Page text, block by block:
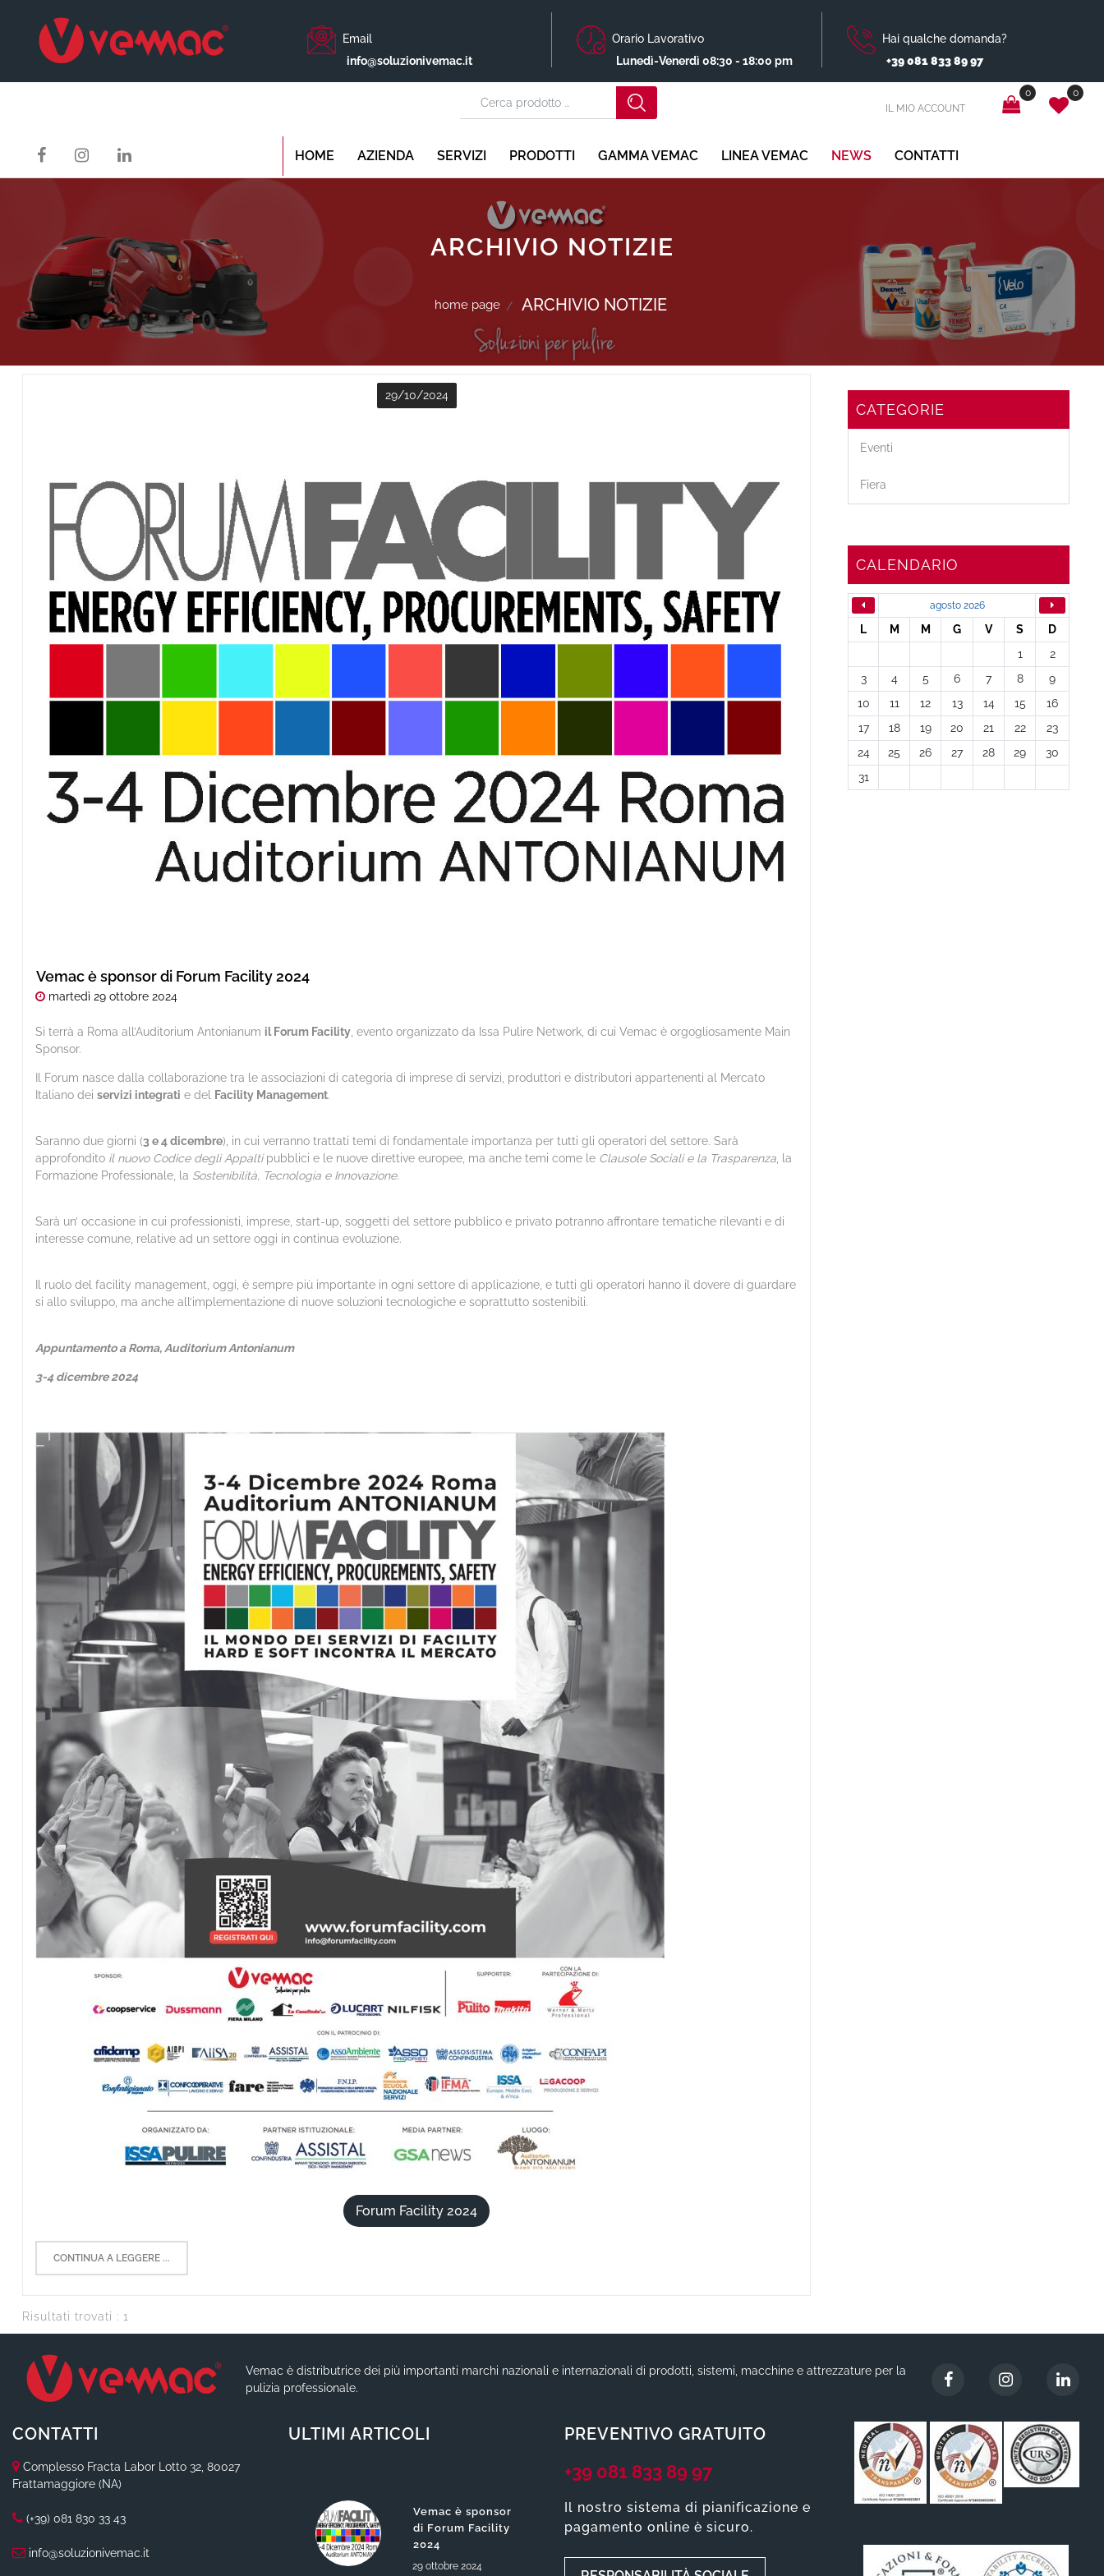
Email
info@soluzionivemac.it
Orario Lavorativo
Lunedì-Venerdì 08:30 - 18:00 pm
Hai qualche domanda?
+39 081 833 89 97
IL MIO ACCOUNT
0 0
HOME AZIENDA SERVIZI PRODOTTI GAMMA VEMAC LINEA VEMAC NEWS CONTATTI
ARCHIVIO NOTIZIE
home page ARCHIVIO NOTIZIE
29/10/2024
Vemac è sponsor di Forum Facility 2024
martedì 29 ottobre 2024
Si terrà a Roma all’Auditorium Antonianum il Forum Facility, evento organizzato da Issa Pulire Network, di cui Vemac è orgogliosamente Main
Sponsor.
Il Forum nasce dalla collaborazione tra le associazioni di categoria di imprese di servizi, produttori e distributori appartenenti al Mercato
Italiano dei servizi integrati e del Facility Management.
Saranno due giorni (3 e 4 dicembre), in cui verranno trattati temi di fondamentale importanza per tutti gli operatori del settore. Sarà
approfondito il nuovo Codice degli Appaltipubblici e le nuove direttive europee, ma anche temi come le Clausole Sociali e la Trasparenza, la
Formazione Professionale, la Sostenibilità, Tecnologia e Innovazione.
Sarà un’ occasione in cui professionisti, imprese, start-up, soggetti del settore pubblico e privato potranno affrontare tematiche rilevanti e di
interesse comune, relative ad un settore oggi in continua evoluzione.
Il ruolo del facility management, oggi, è sempre più importante in ogni settore di applicazione, e tutti gli operatori hanno il dovere di guardare
si allo sviluppo, ma anche all’implementazione di nuove soluzioni tecnologiche e soprattutto sostenibili.
Appuntamento a Roma, Auditorium Antonianum
3-4 dicembre 2024
Forum Facility 2024
CONTINUA A LEGGERE ...
Risultati trovati : 1
CATEGORIE
Eventi
Fiera
CALENDARIO
agosto 2026
L M M G V S
D
1
2
3
4 5 6 7 8
9
10
11 12 13 14 15
16
17
18 19 20 21 22
23
24
25 26 27 28 29
30
31
Vemac è distributrice dei più importanti marchi nazionali e internazionali di prodotti, sistemi, macchine e attrezzature per la
pulizia professionale.
CONTATTI
Complesso Fracta Labor Lotto 32, 80027
Frattamaggiore (NA)
(+39) 081 830 33 43
info@soluzionivemac.it
ULTIMI ARTICOLI
Vemac è sponsor
di Forum Facility
2024
29 ottobre 2024
PREVENTIVO GRATUITO
+39 081 833 89 97
Il nostro sistema di pianificazione e
pagamento online è sicuro.